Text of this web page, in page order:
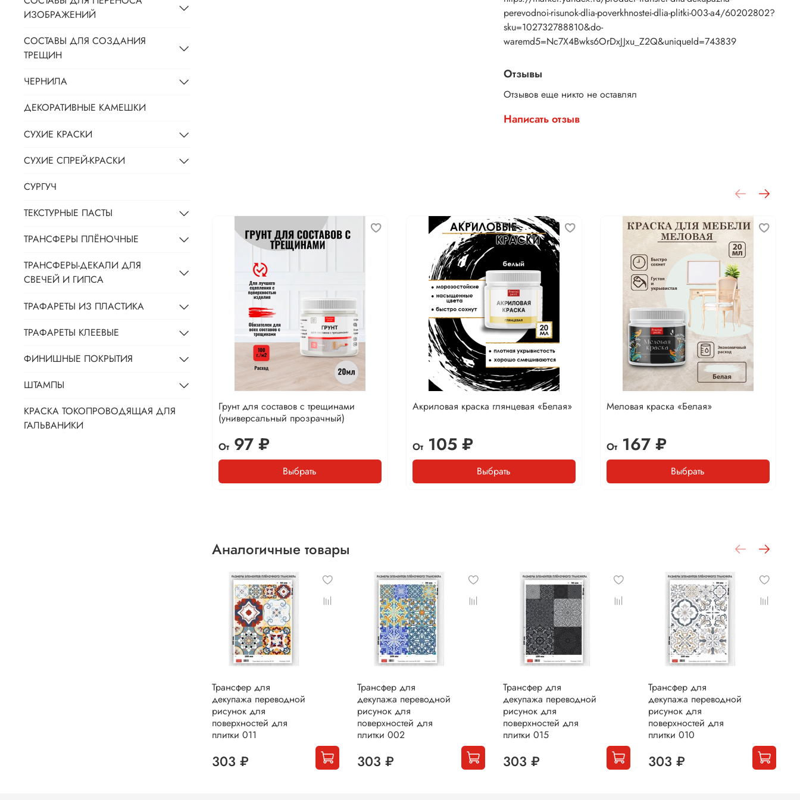
perevodnoi-risunok-dlia-poverkhnostei-dlia-plitki-003-a4/60202802?
sku=102732788810&do-
waremd5=Nc7X4Bwks6OrDxJJxu_Z2Q&uniqueId=743839
Отзывы
Отзывов еще никто не оставлял
Написать отзыв
Грунт для составов с трещинами
(универсальный прозрачный)
От97 ₽
Выбрать
Акриловая краска глянцевая «Белая»
От105 ₽
Выбрать
Меловая краска «Белая»
От167 ₽
Выбрать
Аналогичные товары
Трансфер для
декупажа переводной
рисунок для
поверхностей для
плитки 011
303 ₽
Трансфер для
декупажа переводной
рисунок для
поверхностей для
плитки 002
303 ₽
Трансфер для
декупажа переводной
рисунок для
поверхностей для
плитки 015
303 ₽
Трансфер для
декупажа переводной
рисунок для
поверхностей для
плитки 010
303 ₽
ИЗОБРАЖЕНИЙ
СОСТАВЫ ДЛЯ СОЗДАНИЯ
ТРЕЩИН
ЧЕРНИЛА
ДЕКОРАТИВНЫЕ КАМЕШКИ
СУХИЕ КРАСКИ
СУХИЕ СПРЕЙ-КРАСКИ
СУРГУЧ
ТЕКСТУРНЫЕ ПАСТЫ
ТРАНСФЕРЫ ПЛЁНОЧНЫЕ
ТРАНСФЕРЫ-ДЕКАЛИ ДЛЯ
СВЕЧЕЙ И ГИПСА
ТРАФАРЕТЫ ИЗ ПЛАСТИКА
ТРАФАРЕТЫ КЛЕЕВЫЕ
ФИНИШНЫЕ ПОКРЫТИЯ
ШТАМПЫ
КРАСКА ТОКОПРОВОДЯЩАЯ ДЛЯ
ГАЛЬВАНИКИ